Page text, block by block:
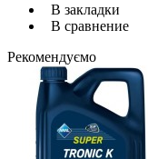
В закладки
В сравнение
Рекомендуємо